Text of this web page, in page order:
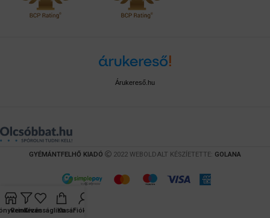
Árukereső.hu
GYÉMÁNTFELHŐ KIADÓ 2022 WEBOLDALT KÉSZÍETETTE: GOLANA
Rendezés
KívánságlistaKosárFiókom